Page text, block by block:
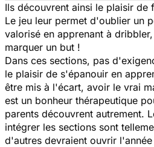
Ils découvrent ainsi le plaisir de
Le jeu leur permet d'oublier un
valorisé en apprenant à
marquer un but !
Dans ces sections, pas
le plaisir de s'épanouir en
être mis à l'écart, avoir le vrai
est un bonheur thérapeutique
parents découvrent autrement.
intégrer les sections sont
d'autres devraient ouvrir